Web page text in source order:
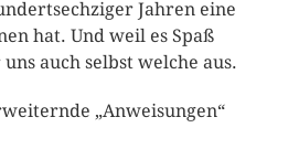
Jahren eine
hat. Und weil es Spaß
auch selbst welche aus.
„Anweisungen“